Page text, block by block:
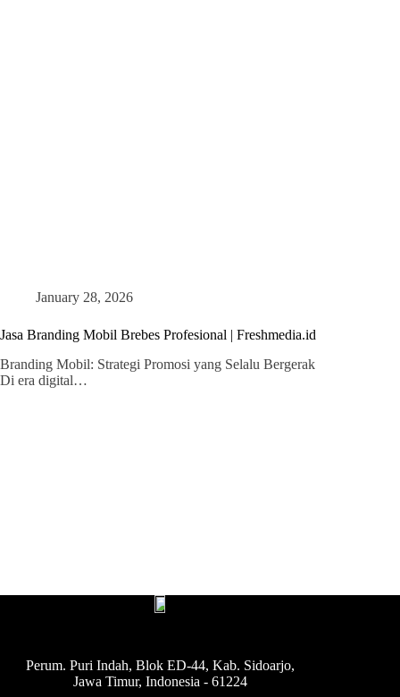
January 28, 2026
Jasa Branding Mobil Brebes Profesional | Freshmedia.id
Branding Mobil: Strategi Promosi yang Selalu Bergerak
Di era digital…
Perum. Puri Indah, Blok ED-44, Kab. Sidoarjo,
Jawa Timur, Indonesia - 61224